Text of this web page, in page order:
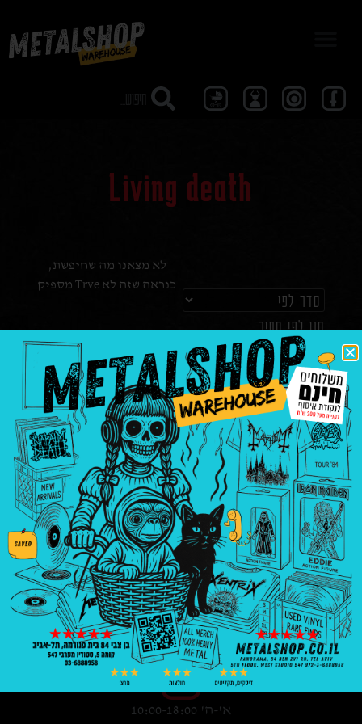
Living death
סנן לפי מחיר
₪
8
—
₪
3008
לא מצאנו מה שחיפשת,
כנראה שזה לא Trve מספיק
בניין פנורמה, בן צבי 84, ת"א קומה 5, סטודיו
547
03-6888958
א'-ה' 10:00-18:00